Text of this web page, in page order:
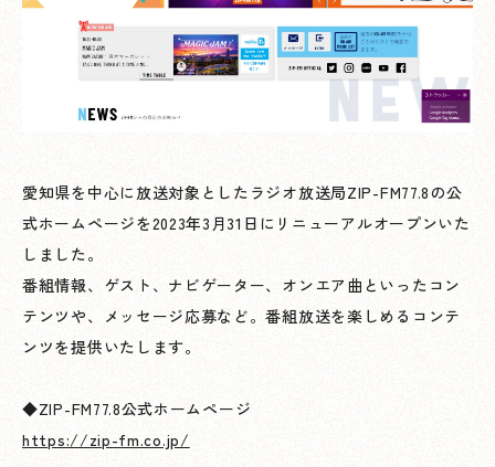
愛知県を中心に放送対象としたラジオ放送局ZIP-FM77.8の公
式ホームページを2023年3月31日にリニューアルオープンいた
しました。
番組情報、ゲスト、ナビゲーター、オンエア曲といったコン
テンツや、メッセージ応募など。番組放送を楽しめるコンテ
ンツを提供いたします。
◆ZIP-FM77.8公式ホームページ
https://zip-fm.co.jp/